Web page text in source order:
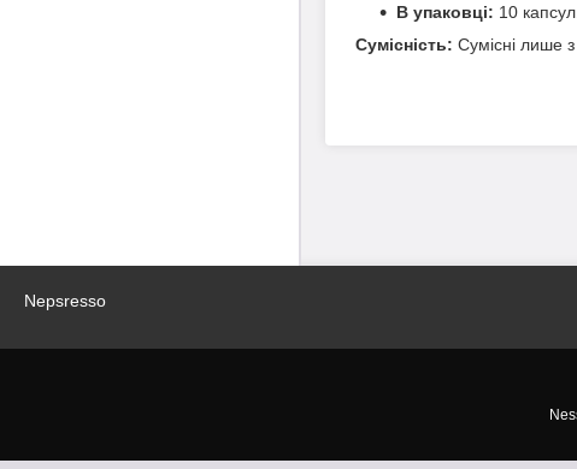
В упаковці: 10 капсул.
Сумісність: Сумісні лише
Nepsresso